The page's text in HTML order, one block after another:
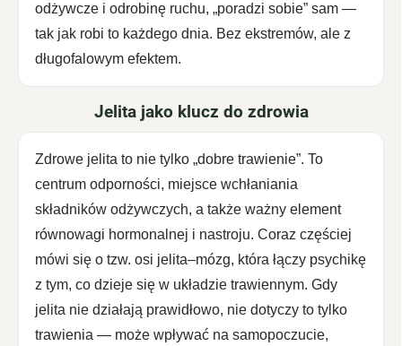
odżywcze i odrobinę ruchu, „poradzi sobie” sam —
tak jak robi to każdego dnia. Bez ekstremów, ale z
długofalowym efektem.
Jelita jako klucz do zdrowia
Zdrowe jelita to nie tylko „dobre trawienie”. To
centrum odporności, miejsce wchłaniania
składników odżywczych, a także ważny element
równowagi hormonalnej i nastroju. Coraz częściej
mówi się o tzw. osi jelita–mózg, która łączy psychikę
z tym, co dzieje się w układzie trawiennym. Gdy
jelita nie działają prawidłowo, nie dotyczy to tylko
trawienia — może wpływać na samopoczucie,